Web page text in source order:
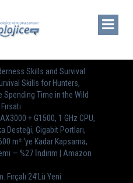
Skills and Survival:
Skills for Hunters,
Spending Time in the Wild
+ G1500, 1 GHz CPU,
Desteği, Gigabit Portları,
m² ‘ye Kadar Kapsama,
— %27 İndirim | Amazon
24’Lü Yeni